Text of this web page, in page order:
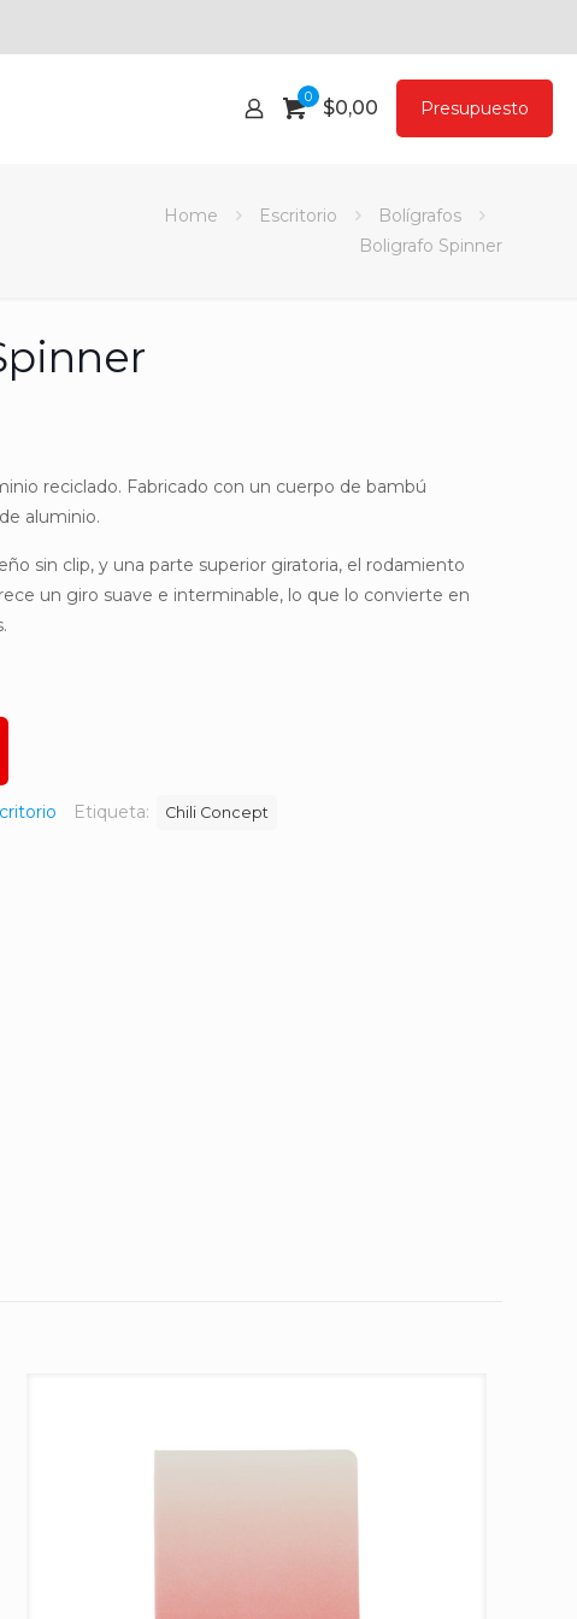
0 $0,00 Presupuesto
Home Escritorio
Bolígrafos
Boligrafo Spinner
reciclado. Fabricado con un cuerpo de bambú
aluminio.
sin clip, y una parte superior giratoria, el rodamiento
un giro suave e interminable, lo que lo convierte en
Etiqueta: Chili Concept